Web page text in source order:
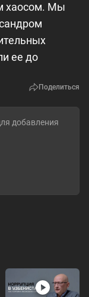
хаосом. Мы
ее до
Поделиться